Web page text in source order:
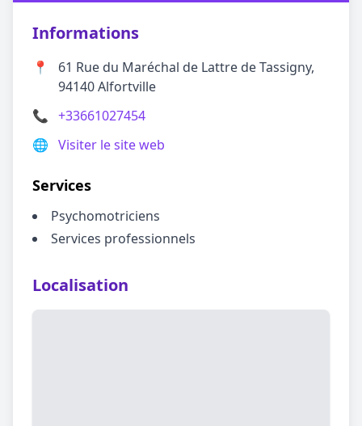
Informations
📍
61 Rue du Maréchal de Lattre de Tassigny,
94140 Alfortville
📞 +33661027454
🌐 Visiter le site web
Services
Psychomotriciens
Services professionnels
Localisation